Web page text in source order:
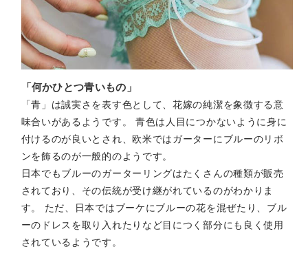
「何かひとつ青いもの」
「青」は誠実さを表す色として、花嫁の純潔を象徴する意
味合いがあるようです。 青色は人目につかないように身に
付けるのが良いとされ、欧米ではガーターにブルーのリボ
ンを飾るのが一般的のようです。
日本でもブルーのガーターリングはたくさんの種類が販売
されており、その伝統が受け継がれているのがわかりま
す。 ただ、日本ではブーケにブルーの花を混ぜたり、ブル
ーのドレスを取り入れたりなど目につく部分にも良く使用
されているようです。